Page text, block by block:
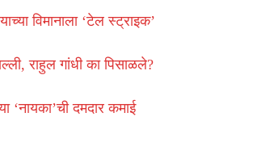
विमानाला ‘टेल स्ट्राइक’
राहुल गांधी का पिसाळले?
‘नायका’ची दमदार कमाई